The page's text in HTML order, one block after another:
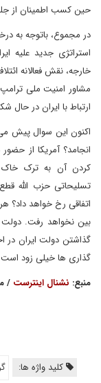
حین کسب اطمینان از
در مجموع، باتوجه به
استراتژی جدید علیه
خارجه، نقش فعالانه
مشاور امنیت ملی
ارتباط با ایران در
اکنون این سوال پیش
انجامد؟ آمریکا از
کردن آن به ترک خاک
تسلیحاتی حزب الله
اتفاقی رخ خواهد داد؟
بین نخواهد رفت. دولت
گذاشتن دولت ایران در
گذاری ها خیلی زود
منبع: نشنال اینترست /
کلید واژه ها: